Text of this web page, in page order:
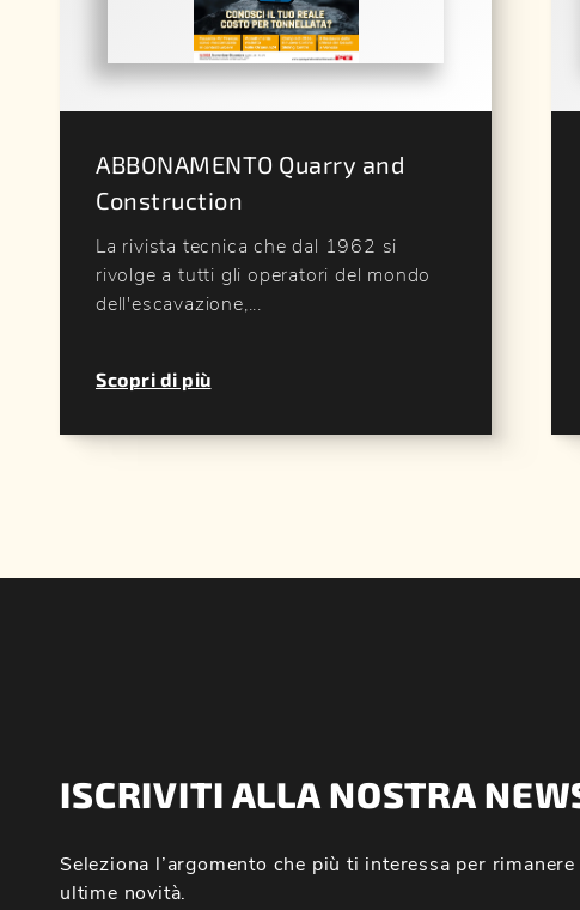
ABBONAMENTO Quarry and
Construction
La rivista tecnica che dal 1962 si
rivolge a tutti gli operatori del mondo
dell'escavazione,...
Scopri di più
ISCRIVITI ALLA NOSTRA
Seleziona l’argomento che più ti interessa per
ultime novità.